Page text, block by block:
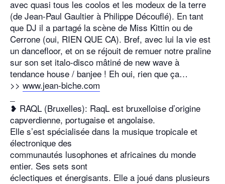
avec quasi tous les coolos et les modeux de la terre
(de Jean-Paul Gaultier à Philippe Découflé). En tant
que DJ il a partagé la scène de Miss Kittin ou de
Cerrone (oui, RIEN QUE CA). Bref, avec lui la vie est
un dancefloor, et on se réjouit de remuer notre praline
sur son set italo-disco mâtiné de new wave à
tendance house / banjee ! Eh oui, rien que ça…
>> www.jean-biche.com
❥ RAQL (Bruxelles): RaqL est bruxelloise d’origine
capverdienne, portugaise et angolaise.
Elle s’est spécialisée dans la musique tropicale et
électronique des
communautés lusophones et africaines du monde
entier. Ses sets sont
éclectiques et énergisants. Elle a joué dans plusieurs